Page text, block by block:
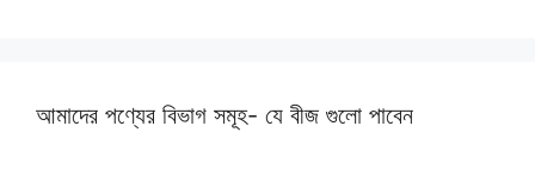
5
আমাদের পণ্যের বিভাগ সমূহ- যে বীজ গুলো পাবেন